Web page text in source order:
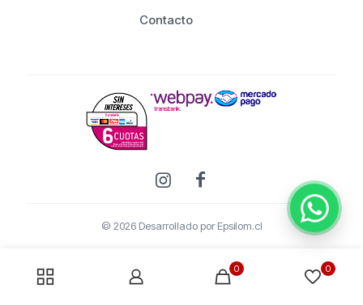
Contacto
© 2026 Desarrollado porEpsilom.cl
0 0